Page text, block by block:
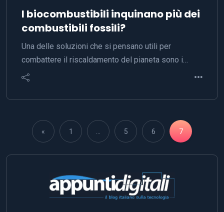
I biocombustibili inquinano più dei
combustibili fossili?
Una delle soluzioni che si pensano utili per
combattere il riscaldamento del pianeta sono i…
« 1 5 6 7